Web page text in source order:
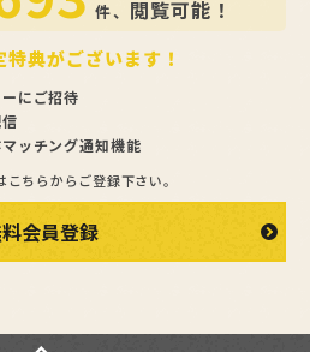
件、 閲覧可能！
典がございます！
にご招待
ッチング通知機能
ちらからご登録下さい。
会員登録